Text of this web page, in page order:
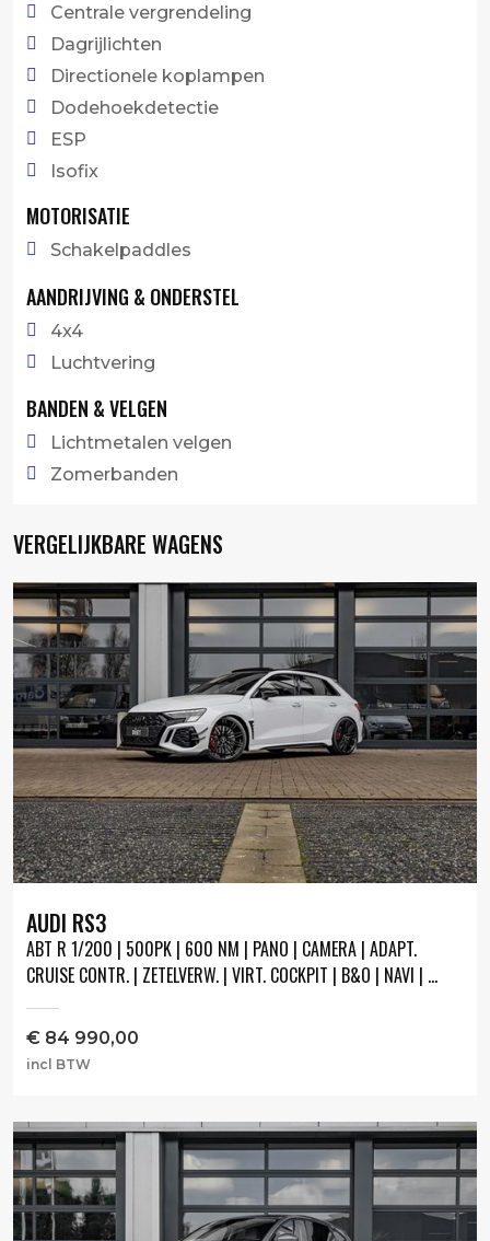
Centrale vergrendeling
Dagrijlichten
Directionele koplampen
Dodehoekdetectie
ESP
Isofix
MOTORISATIE
Schakelpaddles
AANDRIJVING & ONDERSTEL
4x4
Luchtvering
BANDEN & VELGEN
Lichtmetalen velgen
Zomerbanden
VERGELIJKBARE WAGENS
AUDI RS3
ABT R 1/200 | 500PK | 600 NM | PANO | CAMERA | ADAPT.
CRUISE CONTR. | ZETELVERW. | VIRT. COCKPIT | B&O | NAVI | ...
€ 84 990,00
incl BTW